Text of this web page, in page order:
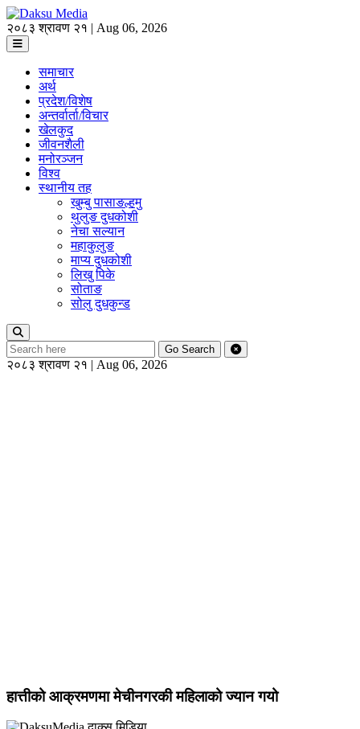
२०८३ श्रावण २१ | Aug 06, 2026
समाचार
अर्थ
प्रदेश/विशेष
अन्तर्वार्ता/विचार
खेलकुद
जीवनशैली
मनोरञ्जन
विश्व
स्थानीय तह
खुम्बु पासाङल्हमु
थुलुङ दुधकोशी
नेचा सल्यान
महाकुलुङ
माप्य दुधकोशी
लिखु पिके
सोताङ
सोलु दुधकुन्ड
Go Search
२०८३ श्रावण २१ | Aug 06, 2026
हात्तीको आक्रमणमा मेचीनगरकी महिलाको ज्यान गयो